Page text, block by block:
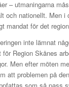
– utmaningarna
och nationellt. Men i
mandat för det
inte lämnat
Region Skånes
Men efter möten
att problemen på